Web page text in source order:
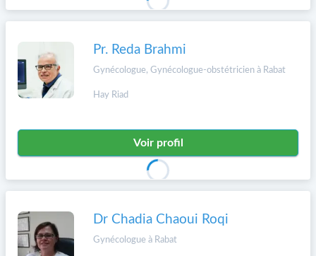
Pr. Reda Brahmi
Gynécologue, Gynécologue-obstétricien à Rabat
Hay Riad
Voir profil
Dr Chadia Chaoui Roqi
Gynécologue à Rabat